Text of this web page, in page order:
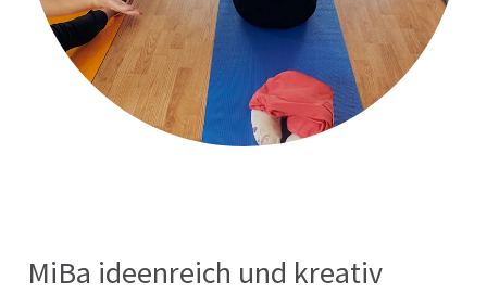
MiBa ideenreich und kreativ